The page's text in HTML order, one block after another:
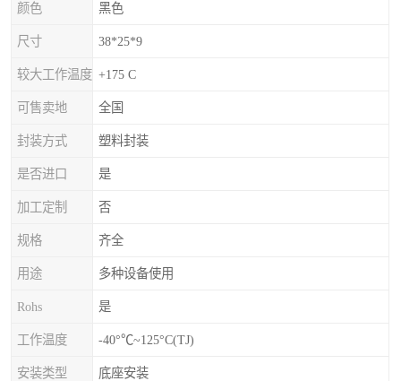
颜色 黑色
尺寸 38*25*9
较大工作温度 +175 C
可售卖地 全国
封装方式 塑料封装
是否进口 是
加工定制 否
规格 齐全
用途 多种设备使用
Rohs 是
工作温度 -40°℃~125°C(TJ)
安装类型 底座安装